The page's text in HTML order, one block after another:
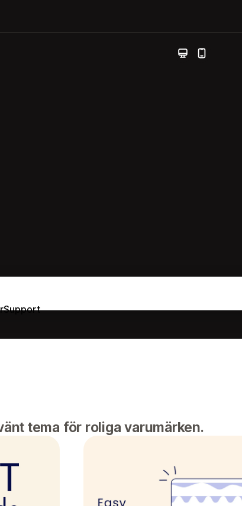
Support
tema för roliga varumärken.